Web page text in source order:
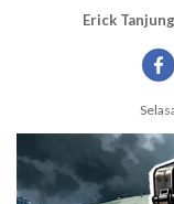
Erick Tanjung